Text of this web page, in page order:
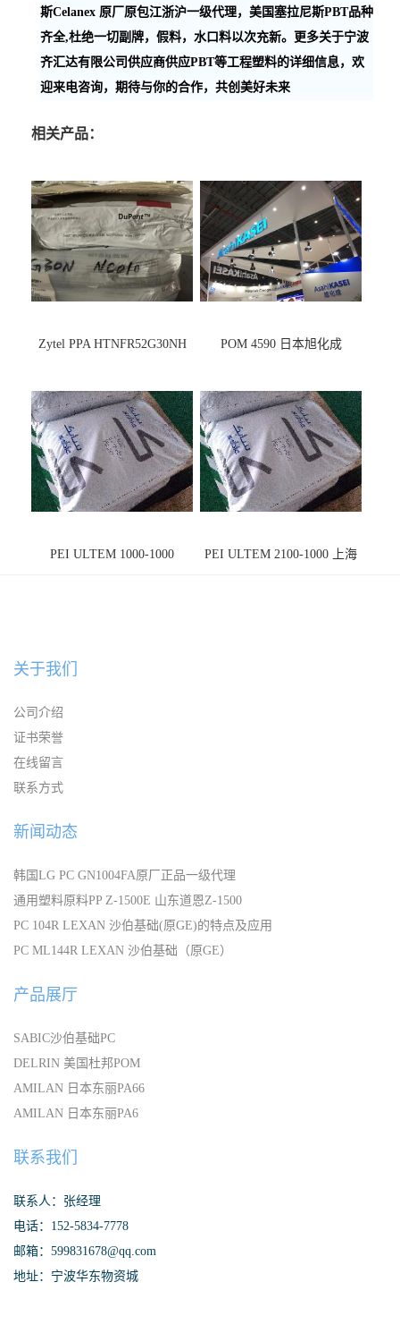
斯Celanex 原厂原包江浙沪一级代理，美国塞拉尼斯PBT品种
齐全,杜绝一切副牌，假料，水口料以次充新。更多关于宁波
齐汇达有限公司供应商供应PBT等工程塑料的详细信息，欢
迎来电咨询，期待与你的合作，共创美好未来
相关产品：
Zytel PPA HTNFR52G30NH POM 4590 日本旭化成
PEI ULTEM 1000-1000
PEI ULTEM 2100-1000 上海
关于我们
公司介绍
证书荣誉
在线留言
联系方式
新闻动态
韩国LG PC GN1004FA原厂正品一级代理
通用塑料原料PP Z-1500E 山东道恩Z-1500
PC 104R LEXAN 沙伯基础(原GE)的特点及应用
PC ML144R LEXAN 沙伯基础（原GE）
产品展厅
SABIC沙伯基础PC
DELRIN 美国杜邦POM
AMILAN 日本东丽PA66
AMILAN 日本东丽PA6
联系我们
联系人：张经理
电话：152-5834-7778
邮箱：599831678@qq.com
地址：宁波华东物资城